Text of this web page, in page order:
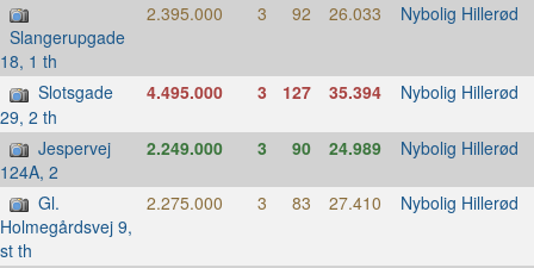
Slangerupgade
18, 1 th
2.395.000 3 92 26.033 Nybolig Hillerød
Slotsgade
29, 2 th
4.495.000 3 127 35.394 Nybolig Hillerød
Jespervej
124A, 2
2.249.000 3 90 24.989 Nybolig Hillerød
Gl.
Holmegårdsvej 9,
st th
2.275.000 3 83 27.410 Nybolig Hillerød